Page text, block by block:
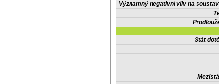
Významný negativní vliv na
Stát